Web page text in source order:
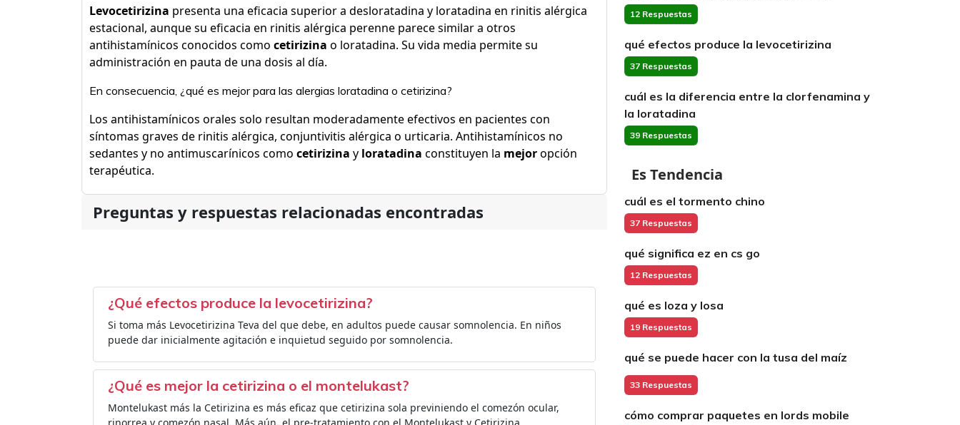
Levocetirizina presenta una eficacia superior a desloratadina y loratadina en rinitis alérgica
estacional, aunque su eficacia en rinitis alérgica perenne parece similar a otros
antihistamínicos conocidos como cetirizina o loratadina. Su vida media permite su
administración en pauta de una dosis al día.
En consecuencia, ¿qué es mejor para las alergias loratadina o cetirizina?
Los antihistamínicos orales solo resultan moderadamente efectivos en pacientes con
síntomas graves de rinitis alérgica, conjuntivitis alérgica o urticaria. Antihistamínicos no
sedantes y no antimuscarínicos como cetirizina y loratadina constituyen la mejoropción
terapéutica.
Preguntas y respuestas relacionadas encontradas
¿Qué efectos produce la levocetirizina?
Si toma más Levocetirizina Teva del que debe, en adultos puede causar somnolencia. En niños
puede dar inicialmente agitación e inquietud seguido por somnolencia.
¿Qué es mejor la cetirizina o el montelukast?
Montelukast más la Cetirizina es más eficaz que cetirizina sola previniendo el comezón ocular,
12 Respuestas
qué efectos produce la levocetirizina
37 Respuestas
cuál es la diferencia entre la clorfenamina y
la loratadina
39 Respuestas
Es Tendencia
cuál es el tormento chino
37 Respuestas
qué significa ez en cs go
12 Respuestas
qué es loza y losa
19 Respuestas
qué se puede hacer con la tusa del maíz
33 Respuestas
cómo comprar paquetes en lords mobile